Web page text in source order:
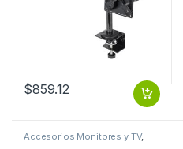
$859.12
Accesorios Monitores y TV,